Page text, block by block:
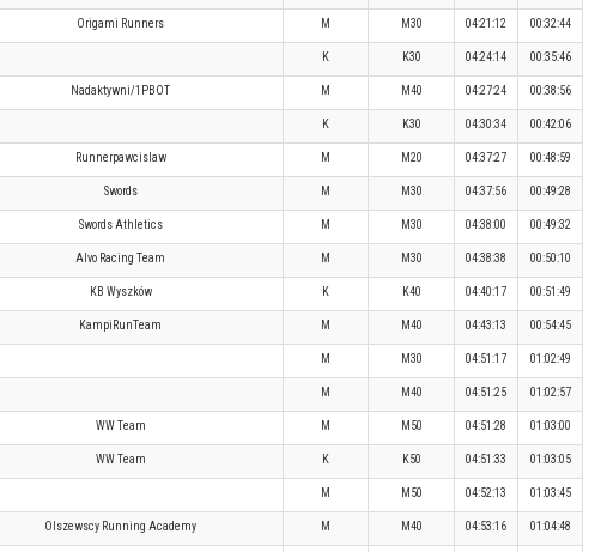
Origami Runners M M30 04:21:12 00:32:44
K K30 04:24:14 00:35:46
Nadaktywni/1PBOT M M40 04:27:24 00:38:56
K K30 04:30:34 00:42:06
Runnerpawcislaw M M20 04:37:27 00:48:59
Swords M M30 04:37:56 00:49:28
Swords Athletics M M30 04:38:00 00:49:32
Alvo Racing Team M M30 04:38:38 00:50:10
KB Wyszków K K40 04:40:17 00:51:49
KampiRunTeam M M40 04:43:13 00:54:45
M M30 04:51:17 01:02:49
M M40 04:51:25 01:02:57
WW Team M M50 04:51:28 01:03:00
WW Team K K50 04:51:33 01:03:05
M M50 04:52:13 01:03:45
Olszewscy Running Academy M M40 04:53:16 01:04:48